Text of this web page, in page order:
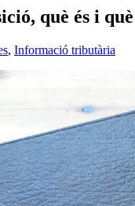
què és i
, Informació tributària